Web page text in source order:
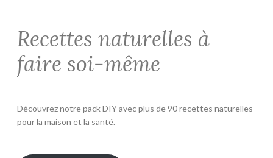
Recettes naturelles à
faire soi-même
Découvrez notre pack DIY avec plus de 90 recettes naturelles
pour la maison et la santé.